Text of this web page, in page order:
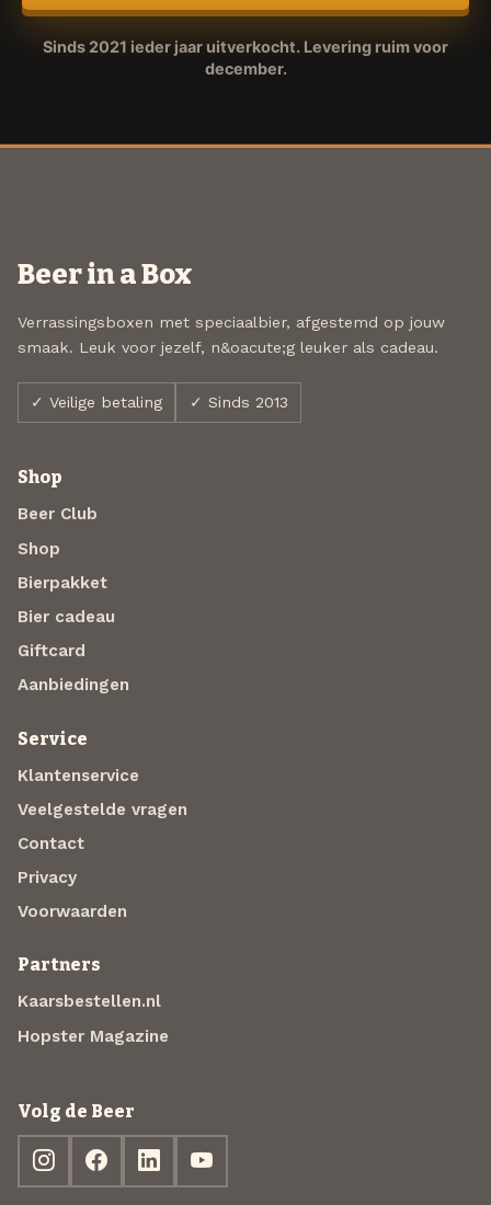
Sinds 2021 ieder jaar uitverkocht. Levering ruim voor
december.
Beer in a Box
Verrassingsboxen met speciaalbier, afgestemd op jouw
smaak. Leuk voor jezelf, n&oacute;g leuker als cadeau.
✓ Veilige betaling ✓ Sinds 2013
Shop
Beer Club
Shop
Bierpakket
Bier cadeau
Giftcard
Aanbiedingen
Service
Klantenservice
Veelgestelde vragen
Contact
Privacy
Voorwaarden
Partners
Kaarsbestellen.nl
Hopster Magazine
Volg de Beer